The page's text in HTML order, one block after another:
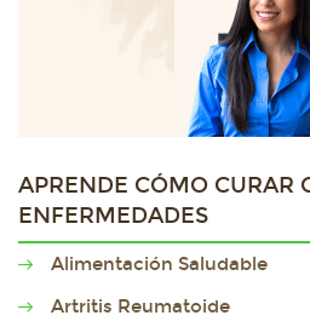
APRENDE CÓMO CURAR
ENFERMEDADES
Alimentación Saludable
Artritis Reumatoide